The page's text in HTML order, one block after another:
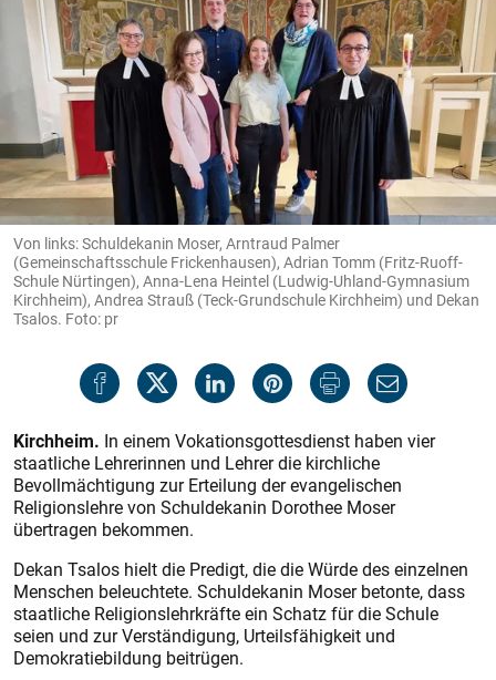
Von links: Schuldekanin Moser, Arntraud Palmer
(Gemeinschaftsschule Frickenhausen), Adrian Tomm (Fritz-Ruoff-
Schule Nürtingen), Anna-Lena Heintel (Ludwig-Uhland-Gymnasium
Kirchheim), Andrea Strauß (Teck-Grundschule Kirchheim) und Dekan
Tsalos. Foto: pr
Kirchheim. In einem Vokationsgottesdienst haben vier
staatliche Lehrerinnen und Lehrer die kirchliche
Bevollmächtigung zur Erteilung der evangelischen
Religionslehre von Schuldekanin Dorothee Moser
übertragen bekommen.
Dekan Tsalos hielt die Predigt, die die Würde des einzelnen
Menschen beleuchtete. Schuldekanin Moser betonte, dass
staatliche Religionslehrkräfte ein Schatz für die Schule
seien und zur Verständigung, Urteilsfähigkeit und
Demokratiebildung beitrügen.